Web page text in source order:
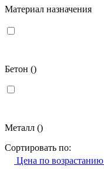
Материал назначения
Бетон ()
Металл ()
Сортировать по:
Цена по возрастанию